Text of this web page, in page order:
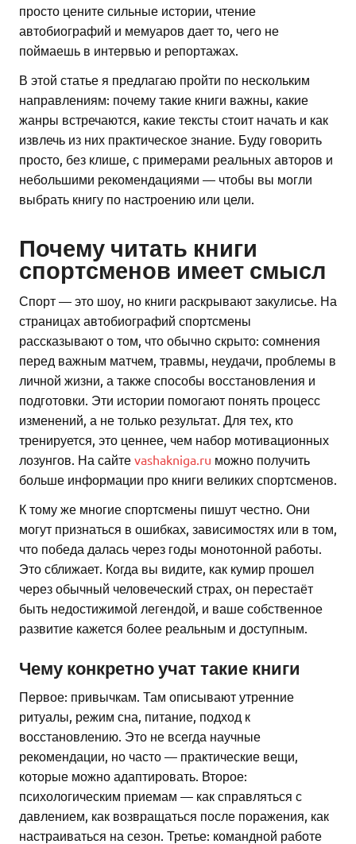
просто цените сильные истории, чтение
автобиографий и мемуаров дает то, чего не
поймаешь в интервью и репортажах.
В этой статье я предлагаю пройти по нескольким
направлениям: почему такие книги важны, какие
жанры встречаются, какие тексты стоит начать и как
извлечь из них практическое знание. Буду говорить
просто, без клише, с примерами реальных авторов и
небольшими рекомендациями — чтобы вы могли
выбрать книгу по настроению или цели.
Почему читать книги
спортсменов имеет смысл
Спорт — это шоу, но книги раскрывают закулисье. На
страницах автобиографий спортсмены
рассказывают о том, что обычно скрыто: сомнения
перед важным матчем, травмы, неудачи, проблемы в
личной жизни, а также способы восстановления и
подготовки. Эти истории помогают понять процесс
изменений, а не только результат. Для тех, кто
тренируется, это ценнее, чем набор мотивационных
лозунгов. На сайте vashakniga.ru можно получить
больше информации про книги великих спортсменов.
К тому же многие спортсмены пишут честно. Они
могут признаться в ошибках, зависимостях или в том,
что победа далась через годы монотонной работы.
Это сближает. Когда вы видите, как кумир прошел
через обычный человеческий страх, он перестаёт
быть недостижимой легендой, и ваше собственное
развитие кажется более реальным и доступным.
Чему конкретно учат такие книги
Первое: привычкам. Там описывают утренние
ритуалы, режим сна, питание, подход к
восстановлению. Это не всегда научные
рекомендации, но часто — практические вещи,
которые можно адаптировать. Второе:
психологическим приемам — как справляться с
давлением, как возвращаться после поражения, как
настраиваться на сезон. Третье: командной работе